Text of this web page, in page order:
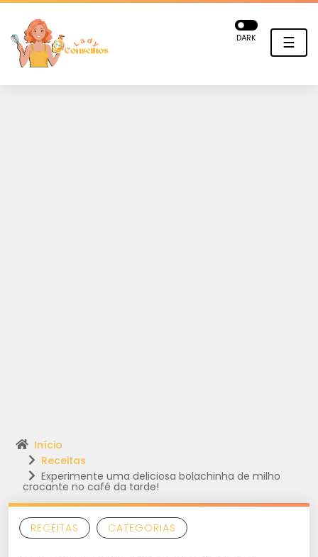
☰
DARK
Início
Receitas
Experimente uma deliciosa bolachinha de milho
crocante no café da tarde!
RECEITAS CATEGORIAS